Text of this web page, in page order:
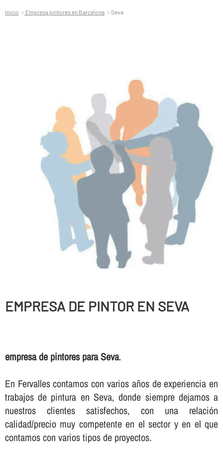
Inicio Empresa pintores en Barcelona Seva
EMPRESA DE PINTOR EN SEVA
empresa de pintores para Seva.
En Fervalles contamos con varios años de experiencia en
trabajos de pintura en Seva, donde siempre dejamos a
nuestros clientes satisfechos, con una relación
calidad/precio muy competente en el sector y en el que
contamos con varios tipos de proyectos.